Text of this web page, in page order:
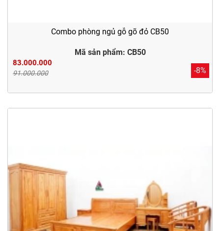
Combo phòng ngủ gỗ gõ đỏ CB50
Mã sản phẩm: CB50
83.000.000
91.000.000 -8%